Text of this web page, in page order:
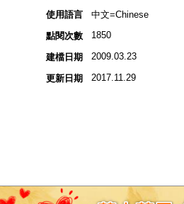
使用語言
中文=Chinese
點閱次數
1850
建檔日期 2009.03.23
更新日期 2017.11.29